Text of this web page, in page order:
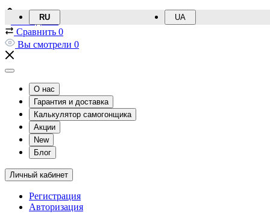
Закладки
Сравнить 0
Вы смотрели 0
О нас
Гарантия и доставка
Калькулятор самогонщика
Акции
New
Блог
Личный кабинет
Регистрация
Авторизация
RU UA